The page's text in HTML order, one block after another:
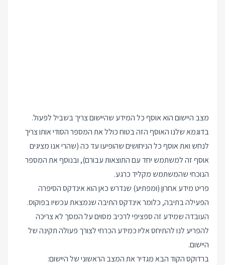
מצב היישום הוא אוסף כל המידע שהיישום צריך בשביל לפעול.
בדוגמא שלנו האוסף הזה בטוח כולל את המספר הסודי אותו צריך
לנחש ואת אוסף כל הניחושים שהופיעו עד כה (שהרי אנו מציגים
אוסף זה למשתמש יחד עם התוצאות עבורם), ובנוסף את המספר
הנוכחי שהמשתמש מקליד כרגע.
פריט מידע אחרון (ומפתיע) שנדרש כאן הוא אינדקס הסיפרה
הפעילה בתיבה, כלומר אינדקס התיבה שנמצאת עכשיו בפוקוס.
העובדה שמידע זה ספציפי לרכיב מסוים על המסך לא צריכה
להפריע לנו להתיחס אליו כמידע הכרחי לצורך פעולה תקינה של
היישום.
ברדוקס הקוד הבא מגדיר את המצב הראשוני של היישום: